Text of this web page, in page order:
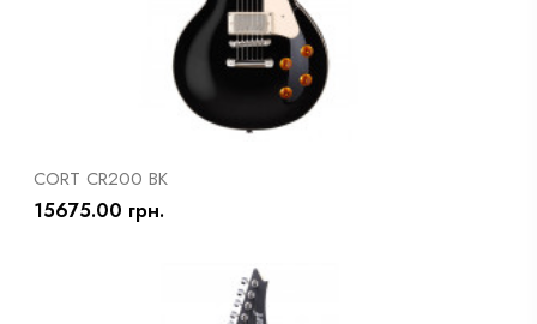
CORT CR200 BK
15675.00 грн.